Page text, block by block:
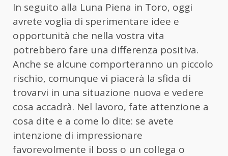
In seguito alla Luna Piena in Toro, oggi
avrete voglia di sperimentare idee e
opportunità che nella vostra vita
potrebbero fare una differenza positiva.
Anche se alcune comporteranno un piccolo
rischio, comunque vi piacerà la sfida di
trovarvi in una situazione nuova e vedere
cosa accadrà. Nel lavoro, fate attenzione a
cosa dite e a come lo dite: se avete
intenzione di impressionare
favorevolmente il boss o un collega o